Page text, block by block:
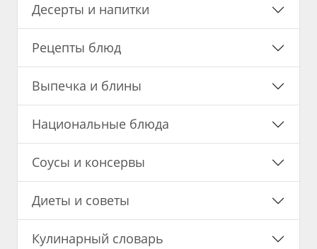
Десерты и напитки
Рецепты блюд
Выпечка и блины
Национальные блюда
Соусы и консервы
Диеты и советы
Кулинарный словарь